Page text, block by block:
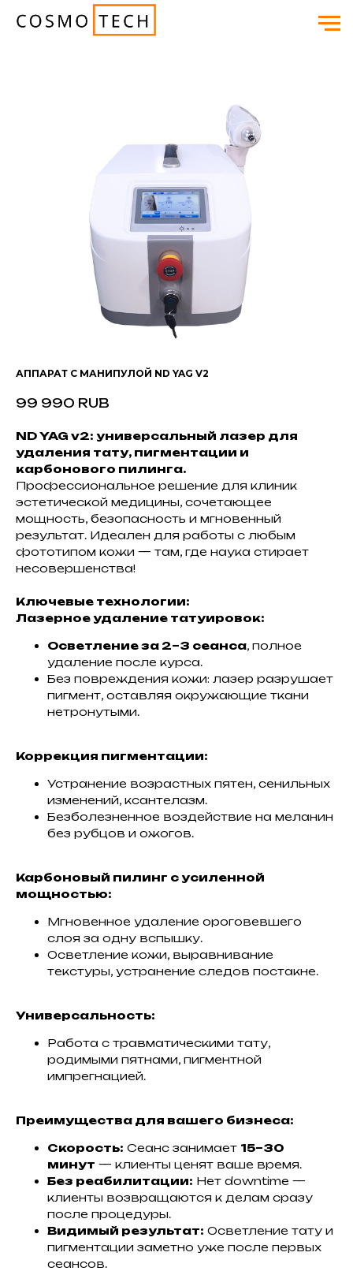
АППАРАТ С МАНИПУЛОЙ ND YAG V2
99 990 RUB
ND YAG v2: универсальный лазер для
удаления тату, пигментации и
карбонового пилинга.
Профессиональное решение для клиник
эстетической медицины, сочетающее
мощность, безопасность и мгновенный
результат. Идеален для работы с любым
фототипом кожи — там, где наука стирает
несовершенства!
Ключевые технологии:
Лазерное удаление татуировок:
Осветление за 2–3 сеанса, полное
удаление после курса.
Без повреждения кожи: лазер разрушает
пигмент, оставляя окружающие ткани
нетронутыми.
Коррекция пигментации:
Устранение возрастных пятен, сенильных
изменений, ксантелазм.
Безболезненное воздействие на меланин
без рубцов и ожогов.
Карбоновый пилинг с усиленной
мощностью:
Мгновенное удаление ороговевшего
слоя за одну вспышку.
Осветление кожи, выравнивание
текстуры, устранение следов постакне.
Универсальность:
Работа с травматическими тату,
родимыми пятнами, пигментной
импрегнацией.
Преимущества для вашего бизнеса:
Скорость: Сеанс занимает 15–30
минут — клиенты ценят ваше время.
Без реабилитации: Нет downtime —
клиенты возвращаются к делам сразу
после процедуры.
Видимый результат: Осветление тату и
пигментации заметно уже после первых
сеансов.